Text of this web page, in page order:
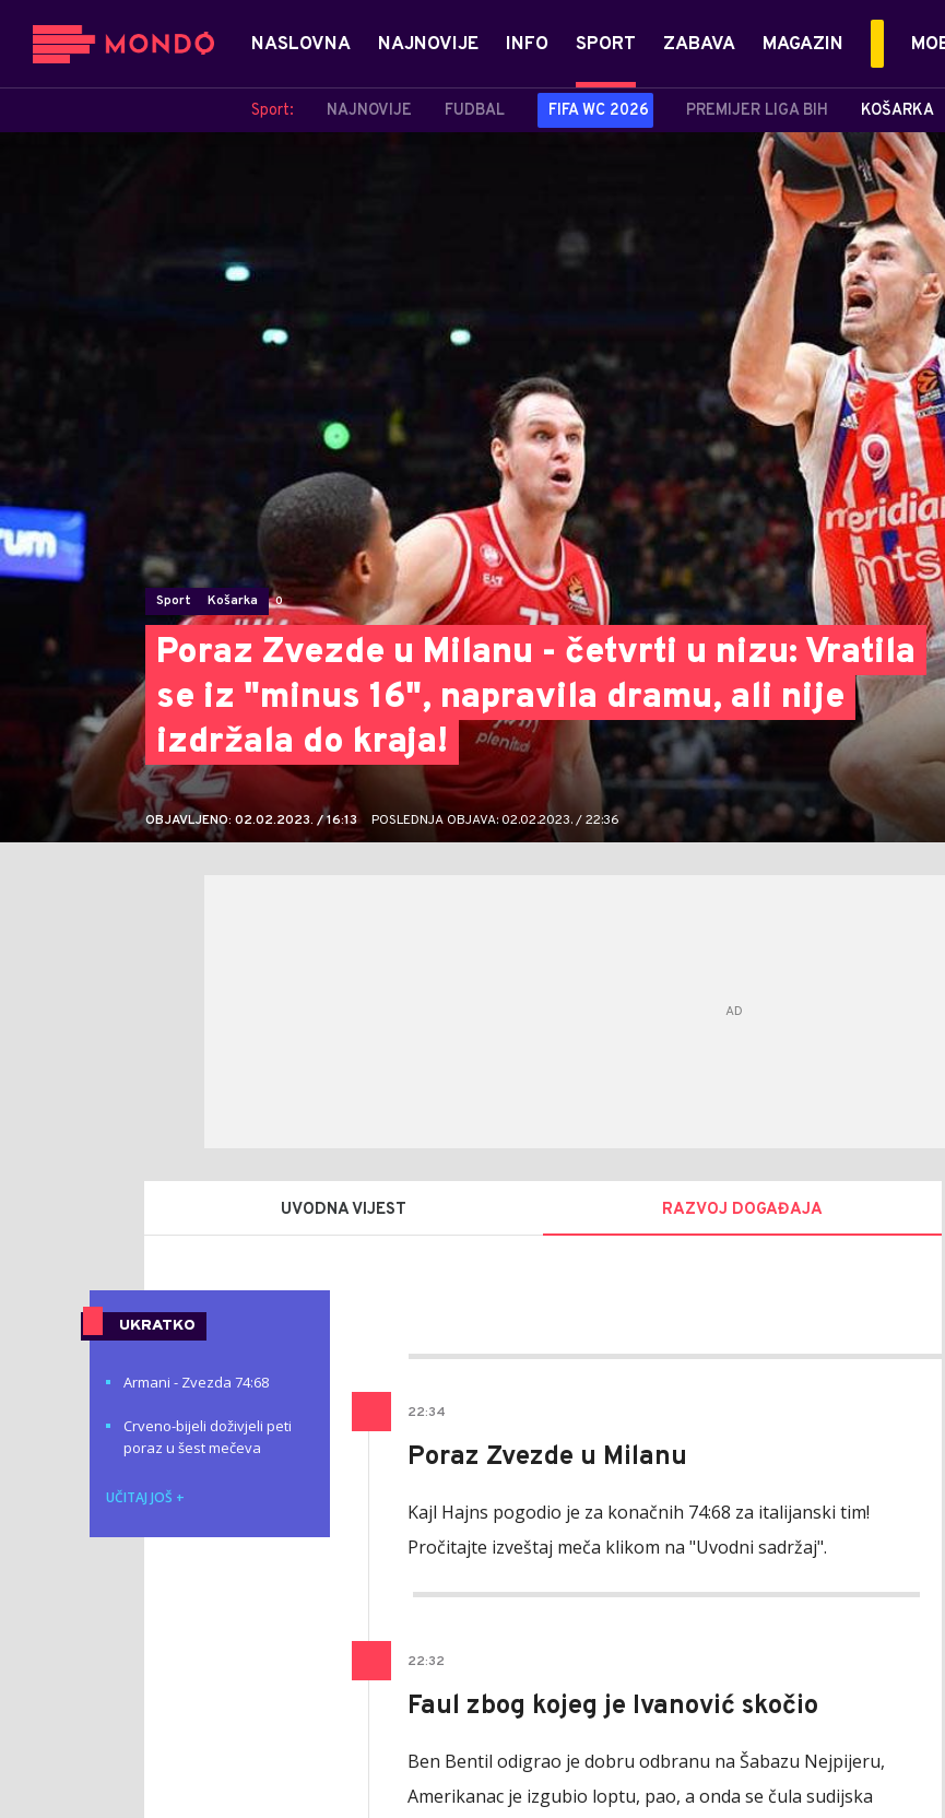
NASLOVNA NAJNOVIJE INFO SPORT
Sport: NAJNOVIJE FUDBAL FIFA WC 2026 PREMIJER LIGA BIH KOŠARKA
ZABAVA MAGAZIN
Sport Košarka 0
Poraz Zvezde u Milanu - četvrti u nizu: Vratila
se iz "minus 16", napravila dramu, ali nije
izdržala do kraja!
OBJAVLJENO: 02.02.2023. / 16:13 POSLEDNJA OBJAVA: 02.02.2023. / 22:36
UVODNA VIJEST RAZVOJ DOGAĐAJA
22:34
Poraz Zvezde u Milanu
Kajl Hajns pogodio je za konačnih 74:68 za italijanski tim!
Pročitajte izveštaj meča klikom na "Uvodni sadržaj".
22:32
Faul zbog kojeg je Ivanović skočio
Ben Bentil odigrao je dobru odbranu na Šabazu Nejpijeru,
Amerikanac je izgubio loptu, pao, a onda se čula sudijska
UKRATKO
Armani - Zvezda 74:68
Crveno-bijeli doživjeli peti
poraz u šest mečeva
UČITAJ JOŠ +